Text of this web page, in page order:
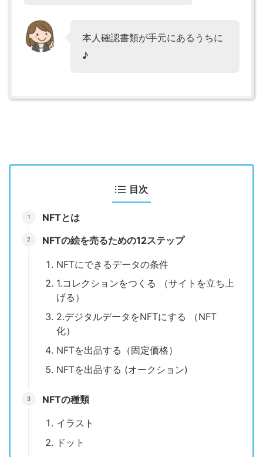
本人確認書類が手元にあるうちに
♪
目次
NFTとは
NFTの絵を売るための12ステップ
NFTにできるデータの条件
1.コレクションをつくる （サイトを立ち上
げる）
2.デジタルデータをNFTにする （NFT
化）
NFTを出品する（固定価格）
NFTを出品する (オークション)
NFTの種類
イラスト
ドット